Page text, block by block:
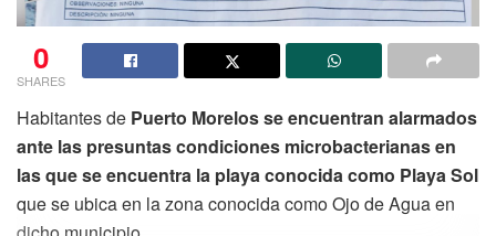
0
SHARES
Habitantes de Puerto Morelos se encuentran alarmados
ante las presuntas condiciones microbacterianas en
las que se encuentra la playa conocida como Playa Sol
que se ubica en la zona conocida como Ojo de Agua en